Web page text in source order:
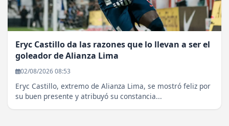
Eryc Castillo da las razones que lo llevan a ser el
goleador de Alianza Lima
02/08/2026 08:53
Eryc Castillo, extremo de Alianza Lima, se mostró feliz por
su buen presente y atribuyó su constancia...